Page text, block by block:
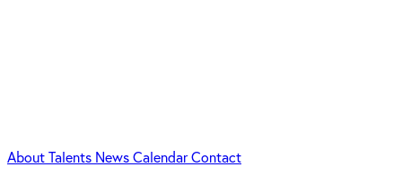
AboutTalents NewsCalendarContact